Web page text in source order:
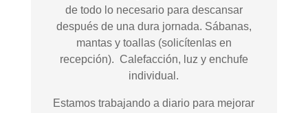
de todo lo necesario para descansar
después de una dura jornada. Sábanas,
mantas y toallas (solicítenlas en
recepción). Calefacción, luz y enchufe
individual.
Estamos trabajando a diario para mejorar